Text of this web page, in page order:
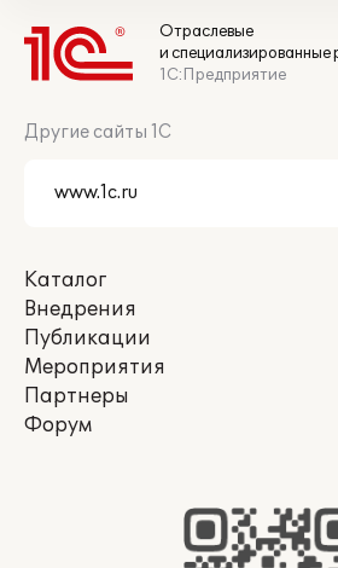
Отраслевые
и специализированные
1С:Предприятие
Другие сайты 1С
Каталог
Внедрения
Публикации
Мероприятия
Партнеры
Форум